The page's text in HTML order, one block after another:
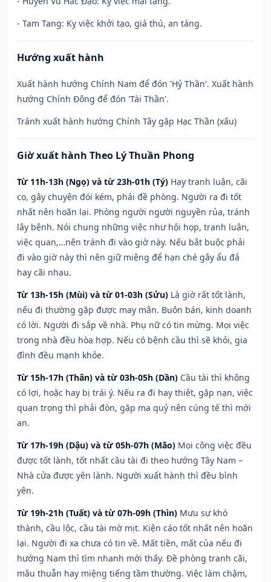
- Tam Tang: Kỵ việc khởi tạo, giá thú, an táng.
Hướng xuất hành
Xuất hành hướng Chính Nam để đón 'Hỷ Thần'. Xuất hành
hướng Chính Đông để đón 'Tài Thần'.
Tránh xuất hành hướng Chính Tây gặp Hạc Thần (xấu)
Giờ xuất hành Theo Lý Thuần Phong
Từ 11h-13h (Ngọ) và từ 23h-01h (Tý) Hay tranh luận, cãi
cọ, gây chuyện đói kém, phải đề phòng. Người ra đi tốt
nhất nên hoãn lại. Phòng người người nguyền rủa, tránh
lây bệnh. Nói chung những việc như hội họp, tranh luận,
việc quan,…nên tránh đi vào giờ này. Nếu bắt buộc phải
đi vào giờ này thì nên giữ miệng để hạn ché gây ẩu đả
hay cãi nhau.
Từ 13h-15h (Mùi) và từ 01-03h (Sửu) Là giờ rất tốt lành,
nếu đi thường gặp được may mắn. Buôn bán, kinh doanh
có lời. Người đi sắp về nhà. Phụ nữ có tin mừng. Mọi việc
trong nhà đều hòa hợp. Nếu có bệnh cầu thì sẽ khỏi, gia
đình đều mạnh khỏe.
Từ 15h-17h (Thân) và từ 03h-05h (Dần) Cầu tài thì không
có lợi, hoặc hay bị trái ý. Nếu ra đi hay thiệt, gặp nạn, việc
quan trọng thì phải đòn, gặp ma quỷ nên cúng tế thì mới
an.
Từ 17h-19h (Dậu) và từ 05h-07h (Mão) Mọi công việc đều
được tốt lành, tốt nhất cầu tài đi theo hướng Tây Nam –
Nhà cửa được yên lành. Người xuất hành thì đều bình
yên.
Từ 19h-21h (Tuất) và từ 07h-09h (Thìn) Mưu sự khó
thành, cầu lộc, cầu tài mờ mịt. Kiện cáo tốt nhất nên hoãn
lại. Người đi xa chưa có tin về. Mất tiền, mất của nếu đi
hướng Nam thì tìm nhanh mới thấy. Đề phòng tranh cãi,
mâu thuẫn hay miệng tiếng tầm thường. Việc làm chậm,